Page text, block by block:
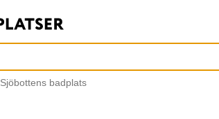
Sjöbottens badplats